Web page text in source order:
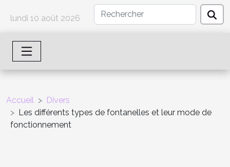
lundi 10 août 2026
Accueil
Divers
Les différents types de fontanelles et leur mode de
fonctionnement